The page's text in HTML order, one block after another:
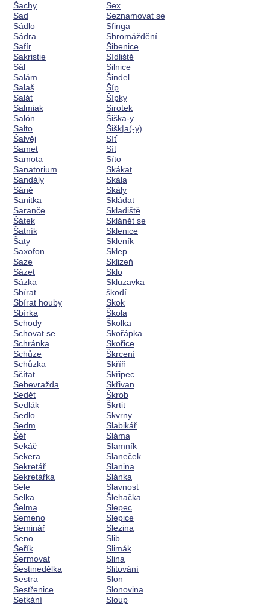
Šachy
Sad
Sádlo
Sádra
Safír
Sakristie
Sál
Salám
Salaš
Salát
Salmiak
Salón
Salto
Šalvěj
Samet
Samota
Sanatorium
Sandály
Sáně
Sanitka
Saranče
Šátek
Šatník
Šaty
Saxofon
Saze
Sázet
Sázka
Sbírat
Sbírat houby
Sbírka
Schody
Schovat se
Schránka
Schůze
Schůzka
Sčítat
Sebevražda
Sedět
Sedlák
Sedlo
Sedm
Šéf
Sekáč
Sekera
Sekretář
Sekretářka
Sele
Selka
Šelma
Semeno
Seminář
Seno
Šeřík
Šermovat
Šestinedělka
Sestra
Sestřenice
Setkání
Sex
Seznamovat se
Sfinga
Shromáždění
Šibenice
Sídliště
Silnice
Šindel
Šíp
Šípky
Sirotek
Šiška-y
Šišk|a(-y)
Síť
Sít
Síto
Skákat
Skála
Skály
Skládat
Skladiště
Sklánět se
Sklenice
Skleník
Sklep
Sklizeň
Sklo
Skluzavka
škodí
Skok
Škola
Školka
Skořápka
Skořice
Škrcení
Skříň
Skřipec
Skřivan
Škrob
Škrtit
Skvrny
Slabikář
Sláma
Slamník
Slaneček
Slanina
Slánka
Slavnost
Šlehačka
Slepec
Slepice
Slezina
Slib
Slimák
Slina
Slitování
Slon
Slonovina
Sloup